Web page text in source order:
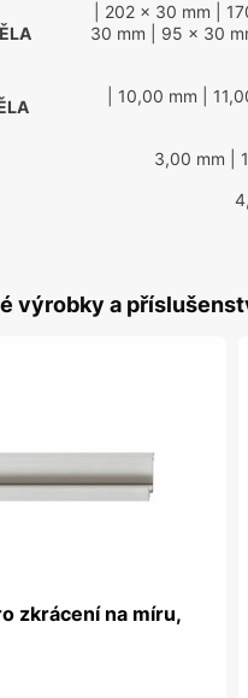
| 202 x 30 mm |
30 mm | 95 x 30
| 10,00 mm |
3,00 mm |
výrobky a
zkrácení na míru,